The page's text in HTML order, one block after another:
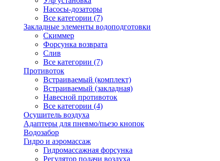
Насосы-дозаторы
Все категории (7)
Закладные элементы водоподготовки
Скиммер
Форсунка возврата
Слив
Все категории (7)
Противоток
Встраиваемый (комплект)
Встраиваемый (закладная)
Навесной противоток
Все категории (4)
Осушитель воздуха
Адаптеры для пневмо/пьезо кнопок
Водозабор
Гидро и аэромассаж
Гидромассажная форсунка
Регулятор подачи воздуха